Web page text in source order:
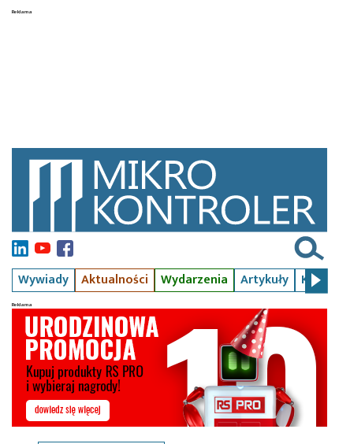
Wywiady Aktualności Wydarzenia Artykuły Kursy